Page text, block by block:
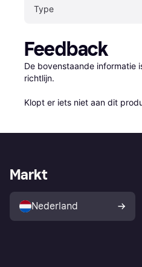
Type
Feedback
De bovenstaande informatie
richtlijn.
Klopt er iets niet aan dit
Markt
Nederland